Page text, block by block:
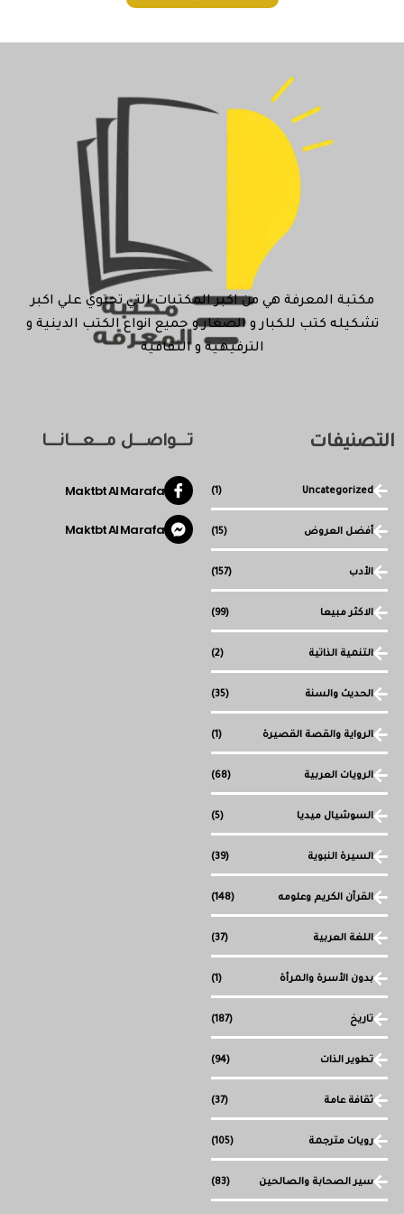
مكتبة المعرفة هي من اكبر المكتبات التي تحتوي علي اكبر
تشكيله كتب للكبار و الصغار و جميع انواع الكتب الدينية و
الترفيهية و الثقافية
التصنيفات
Uncategorized
(1)
أفضل العروض (15)
الأدب (157)
الاكثر مبيعا (99)
التنمية الذاتية (2)
الحديث والسنة (35)
الرواية والقصة القصيرة (1)
الرويات العربية (68)
السوشيال ميديا (5)
السيرة النبوية (39)
القرآن الكريم وعلومه (148)
اللغة العربية (37)
بدون الأسرة والمرأة (1)
تاريخ (187)
تطوير الذات (94)
ثقافة عامة (37)
رويات مترجمة (105)
سير الصحابة والصالحين (83)
تـــواصـــل مـــعـــانـــا
Maktbt Al Marafa
Maktbt Al Marafa